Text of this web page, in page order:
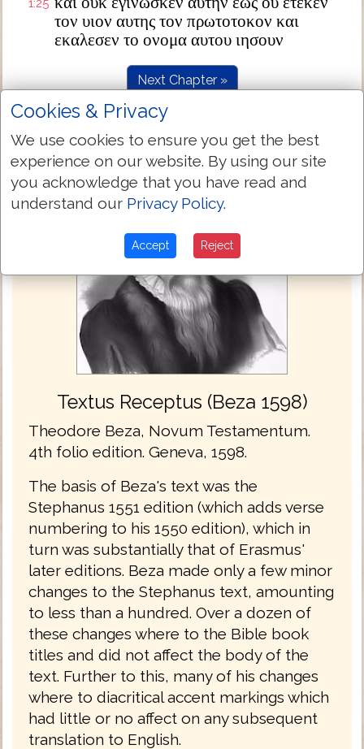
1:25
τον υιον αυτης τον πρωτοτοκον και
εκαλεσεν το ονομα αυτου ιησουν
Next Chapter »
Textus Receptus (Beza 1598)
Theodore Beza, Novum Testamentum.
4th folio edition. Geneva, 1598.
The basis of Beza's text was the
Stephanus 1551 edition (which adds verse
numbering to his 1550 edition), which in
turn was substantially that of Erasmus'
later editions. Beza made only a few minor
changes to the Stephanus text, amounting
to less than a hundred. Over a dozen of
these changes where to the Bible book
titles and did not affect the body of the
text. Further to this, many of his changes
where to diacritical accent markings which
had little or no affect on any subsequent
translation to English.
Cookies & Privacy
We use cookies to ensure you get the best
experience on our website. By using our site
you acknowledge that you have read and
understand our Privacy Policy.
Accept Reject